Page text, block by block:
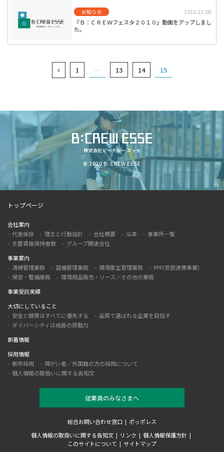
お知らせ
『Ｂ：ＣＲＥＷフェスタ２０１０』動画をアップしまし
た。
2010.11.08
1 … 13 14 15
© 2020 B: CREW ESSE
トップページ
会社案内
代表挨拶
理念と行動指針 会社概要 沿革
事業所一覧
主要資格保持者数
グループ関連会社
事業案内
清掃管理業務
設備管理業務 環境衛生管理業務
PPP(官民連携事業）
保安・警備業務
環境用品販売・リース／その他の業務
事業受託実績
大切にしていること
安全と健康はすべてに優先する
品質で選ばれる企業を目指す
ダイバーシティは成長の原動力
新着情報
採用情報
新卒採用
障がい者／外国籍の方の採用について
個人情報の取扱いに関する告知文
従業員のみなさまへ
総合お問い合わせ窓口
ポッポレス
個人情報の取扱いに関する告知文
リンク
個人情報保護方針
このサイトについて
サイトマップ